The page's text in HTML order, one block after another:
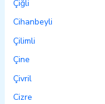
Çiğli
Cihanbeyli
Çilimli
Çine
Çivril
Cizre